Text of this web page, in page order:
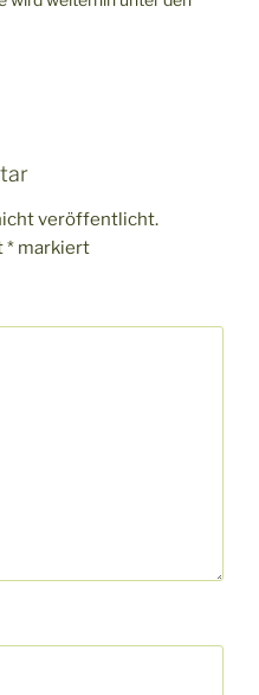
veröffentlicht.
* markiert